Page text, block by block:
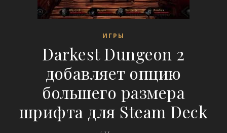
ИГРЫ
Darkest Dungeon 2
добавляет опцию
большего размера
шрифта для Steam Deck